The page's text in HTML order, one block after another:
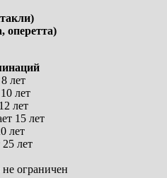
оперетта)
лет
лет
лет
15 лет
лет
лет
ограничен